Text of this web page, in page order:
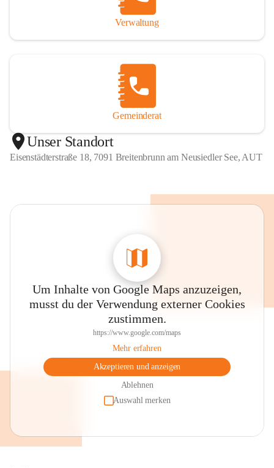
Verwaltung
Gemeinderat
Unser Standort
Eisenstädterstraße 18, 7091 Breitenbrunn am Neusiedler See, AUT
Um Inhalte von Google Maps anzuzeigen,
musst du der Verwendung externer Cookies
zustimmen.
https://www.google.com/maps
Mehr erfahren
Akzeptieren und anzeigen
Ablehnen
Auswahl merken